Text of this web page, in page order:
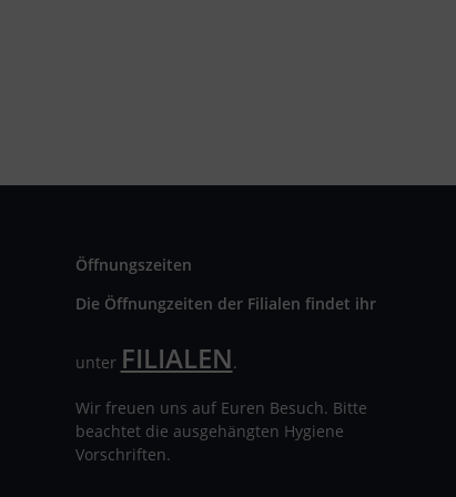
Öffnungszeiten
Die Öffnungzeiten der Filialen findet ihr
unter FILIALEN.
Wir freuen uns auf Euren Besuch. Bitte
beachtet die ausgehängten Hygiene
Vorschriften.